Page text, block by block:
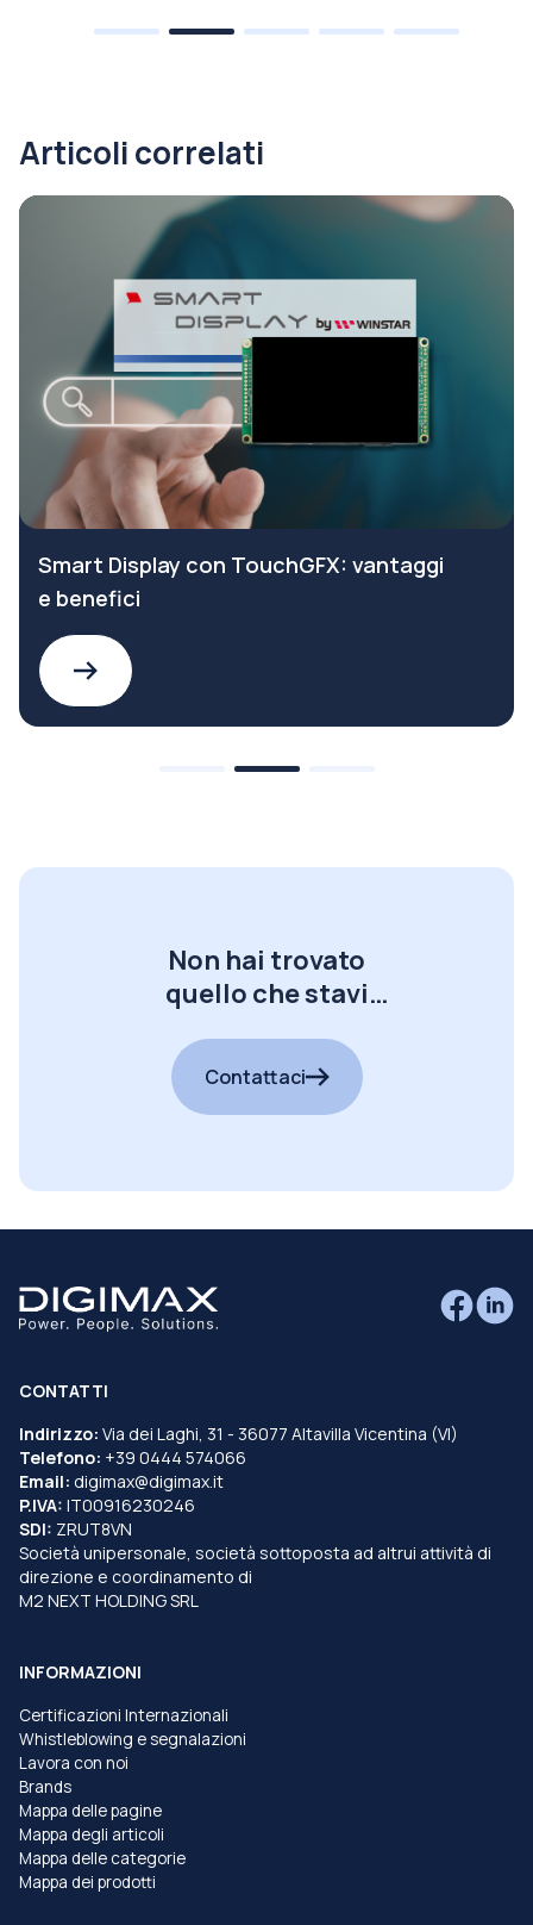
Articoli correlati
Smart Display con TouchGFX: vantaggi
e benefici
Non hai trovato
quello che stavi
Contattaci
CONTATTI
Indirizzo: Via dei Laghi, 31 - 36077 Altavilla Vicentina (VI)
Telefono: +39 0444 574066
Email: digimax@digimax.it
P.IVA: IT00916230246
SDI: ZRUT8VN
Società unipersonale, società sottoposta ad altrui attività di
direzione e coordinamento di
M2 NEXT HOLDING SRL
INFORMAZIONI
Certificazioni Internazionali
Whistleblowing e segnalazioni
Lavora con noi
Brands
Mappa delle pagine
Mappa degli articoli
Mappa delle categorie
Mappa dei prodotti